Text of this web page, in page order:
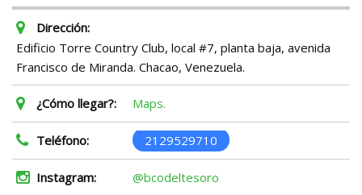
Dirección:
Edificio Torre Country Club, local #7, planta baja, avenida
Francisco de Miranda. Chacao, Venezuela.
¿Cómo llegar?: Maps.
Teléfono: 2129529710
Instagram: @bcodeltesoro